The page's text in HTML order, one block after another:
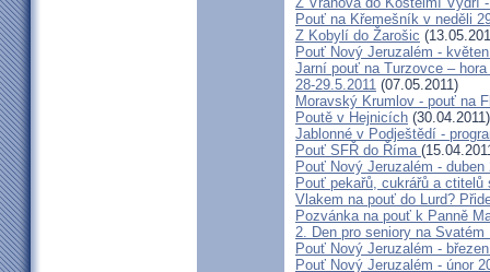
Pouť na Křemešník v neděli
Z Kobylí do Žarošic
Pouť Nový Jeruzalém -
Jarní pouť na Turzovce –
28-29.5.2011 (07.05.2011)
Moravský Krumlov - pouť na
Poutě v Hejnicích (30.04.2011)
Jablonné v Podještědí -
Pouť SFŘ do Říma
Pouť Nový Jeruzalém - duben
Pouť pekařů, cukrářů a ctitelů
Vlakem na pouť do Lurd?
Pozvánka na pouť k Panně
2. Den pro seniory na
Pouť Nový Jeruzalém -
Pouť Nový Jeruzalém - únor